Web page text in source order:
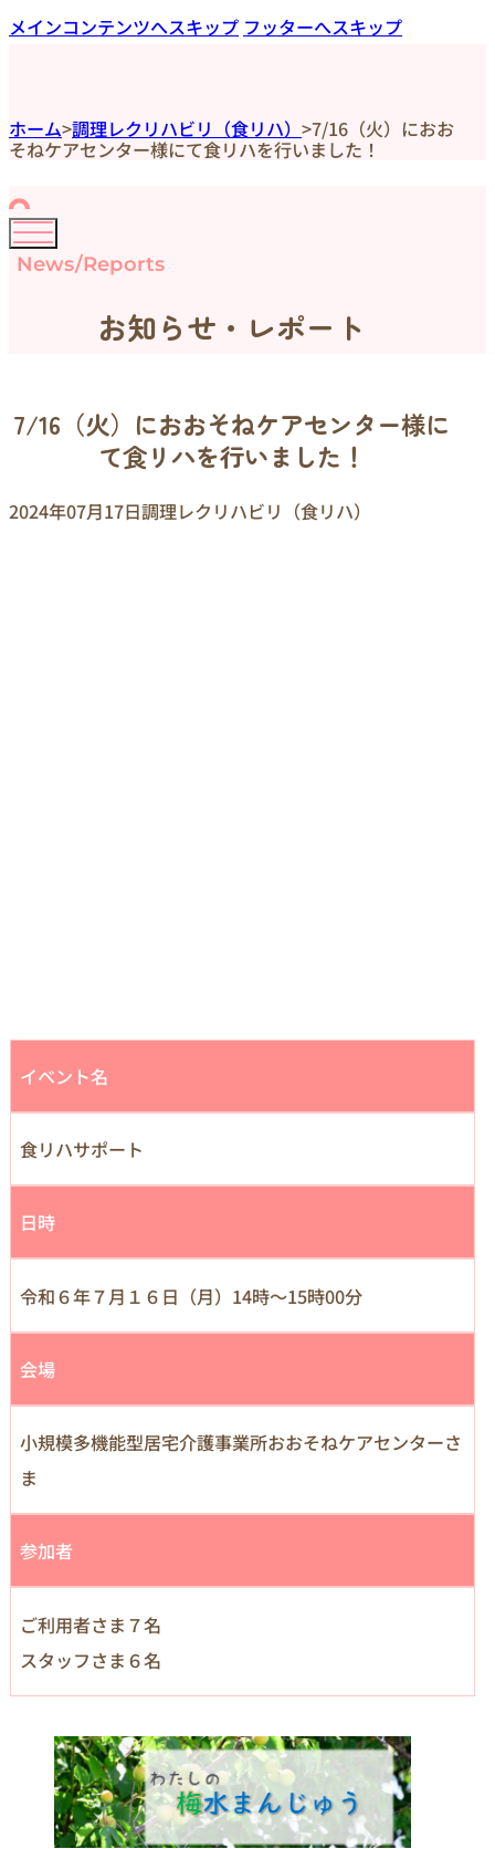
メインコンテンツへスキップ フッターへスキップ
ホーム>調理レクリハビリ（食リハ） >7/16（火）におお
そねケアセンター様にて食リハを行いました！
News/Reports
お知らせ・レポート
7/16（火）におおそねケアセンター様に
て食リハを行いました！
2024年07月17日調理レクリハビリ（食リハ）
イベント名
食リハサポート
日時
令和６年７月１６日（月）14時～15時00分
会場
小規模多機能型居宅介護事業所おおそねケアセンターさ
ま
参加者
ご利用者さま７名
スタッフさま６名